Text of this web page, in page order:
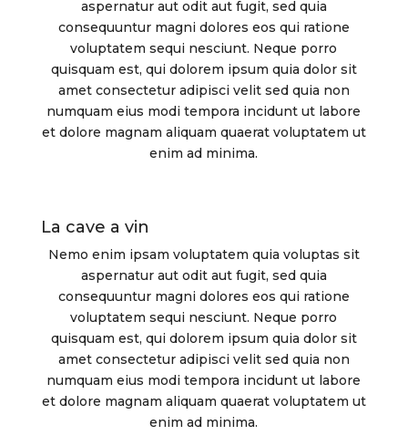
aspernatur aut odit aut fugit, sed quia
consequuntur magni dolores eos qui ratione
voluptatem sequi nesciunt. Neque porro
quisquam est, qui dolorem ipsum quia dolor sit
amet consectetur adipisci velit sed quia non
numquam eius modi tempora incidunt ut labore
et dolore magnam aliquam quaerat voluptatem ut
enim ad minima.
La cave a vin
Nemo enim ipsam voluptatem quia voluptas sit
aspernatur aut odit aut fugit, sed quia
consequuntur magni dolores eos qui ratione
voluptatem sequi nesciunt. Neque porro
quisquam est, qui dolorem ipsum quia dolor sit
amet consectetur adipisci velit sed quia non
numquam eius modi tempora incidunt ut labore
et dolore magnam aliquam quaerat voluptatem ut
enim ad minima.